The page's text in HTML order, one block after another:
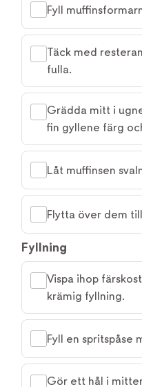
Fyll
Täck med
fulla.
Grädda mitt i
fin gyllene färg
Låt muffinsen
Flytta över dem
Fyllning
Vispa ihop
krämig fyllning.
Fyll en spritspåse
Gör ett hål i